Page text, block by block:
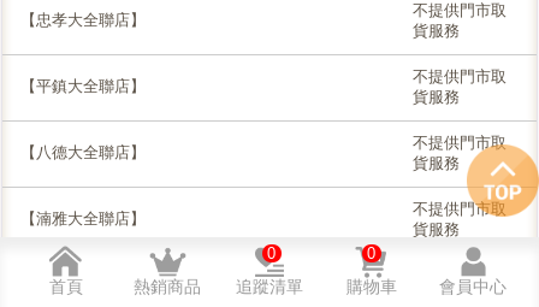
【忠孝大全聯店】
不提供門市取
貨服務
【平鎮大全聯店】
不提供門市取
貨服務
【八德大全聯店】
不提供門市取
貨服務
【湳雅大全聯店】
不提供門市取
貨服務
【中壢大全聯店】
不提供門市取
貨服務
首頁 熱銷商品 追蹤清單
0
購物車
0
會員中心